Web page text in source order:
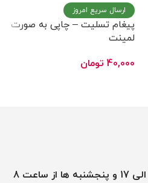
ارسال سریع امروز
پیغام تسلیت – چاپی به صورت
لمینت
40,000 تومان
شنبه تا چهارشنبه ازساعت 8 الی 17 و پنجشنبه ها از ساعت 8